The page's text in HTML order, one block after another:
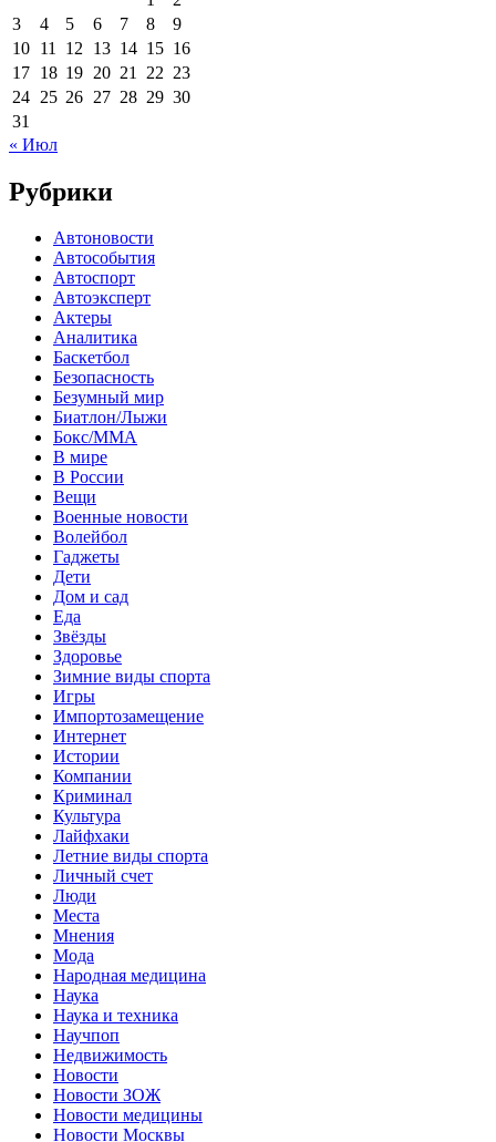
3
4 5 6 7 8
9
10 11 12 13 14 15 16
17 18 19 20 21 22 23
24 25 26 27 28 29 30
31
« Июл
Рубрики
Автоновости
Автособытия
Автоспорт
Автоэксперт
Актеры
Аналитика
Баскетбол
Безопасность
Безумный мир
Биатлон/Лыжи
Бокс/MMA
В мире
В России
Вещи
Военные новости
Волейбол
Гаджеты
Дети
Дом и сад
Еда
Звёзды
Здоровье
Зимние виды спорта
Игры
Импортозамещение
Интернет
Истории
Компании
Криминал
Культура
Лайфхаки
Летние виды спорта
Личный счет
Люди
Места
Мнения
Мода
Народная медицина
Наука
Наука и техника
Научпоп
Недвижимость
Новости
Новости ЗОЖ
Новости медицины
Новости Москвы